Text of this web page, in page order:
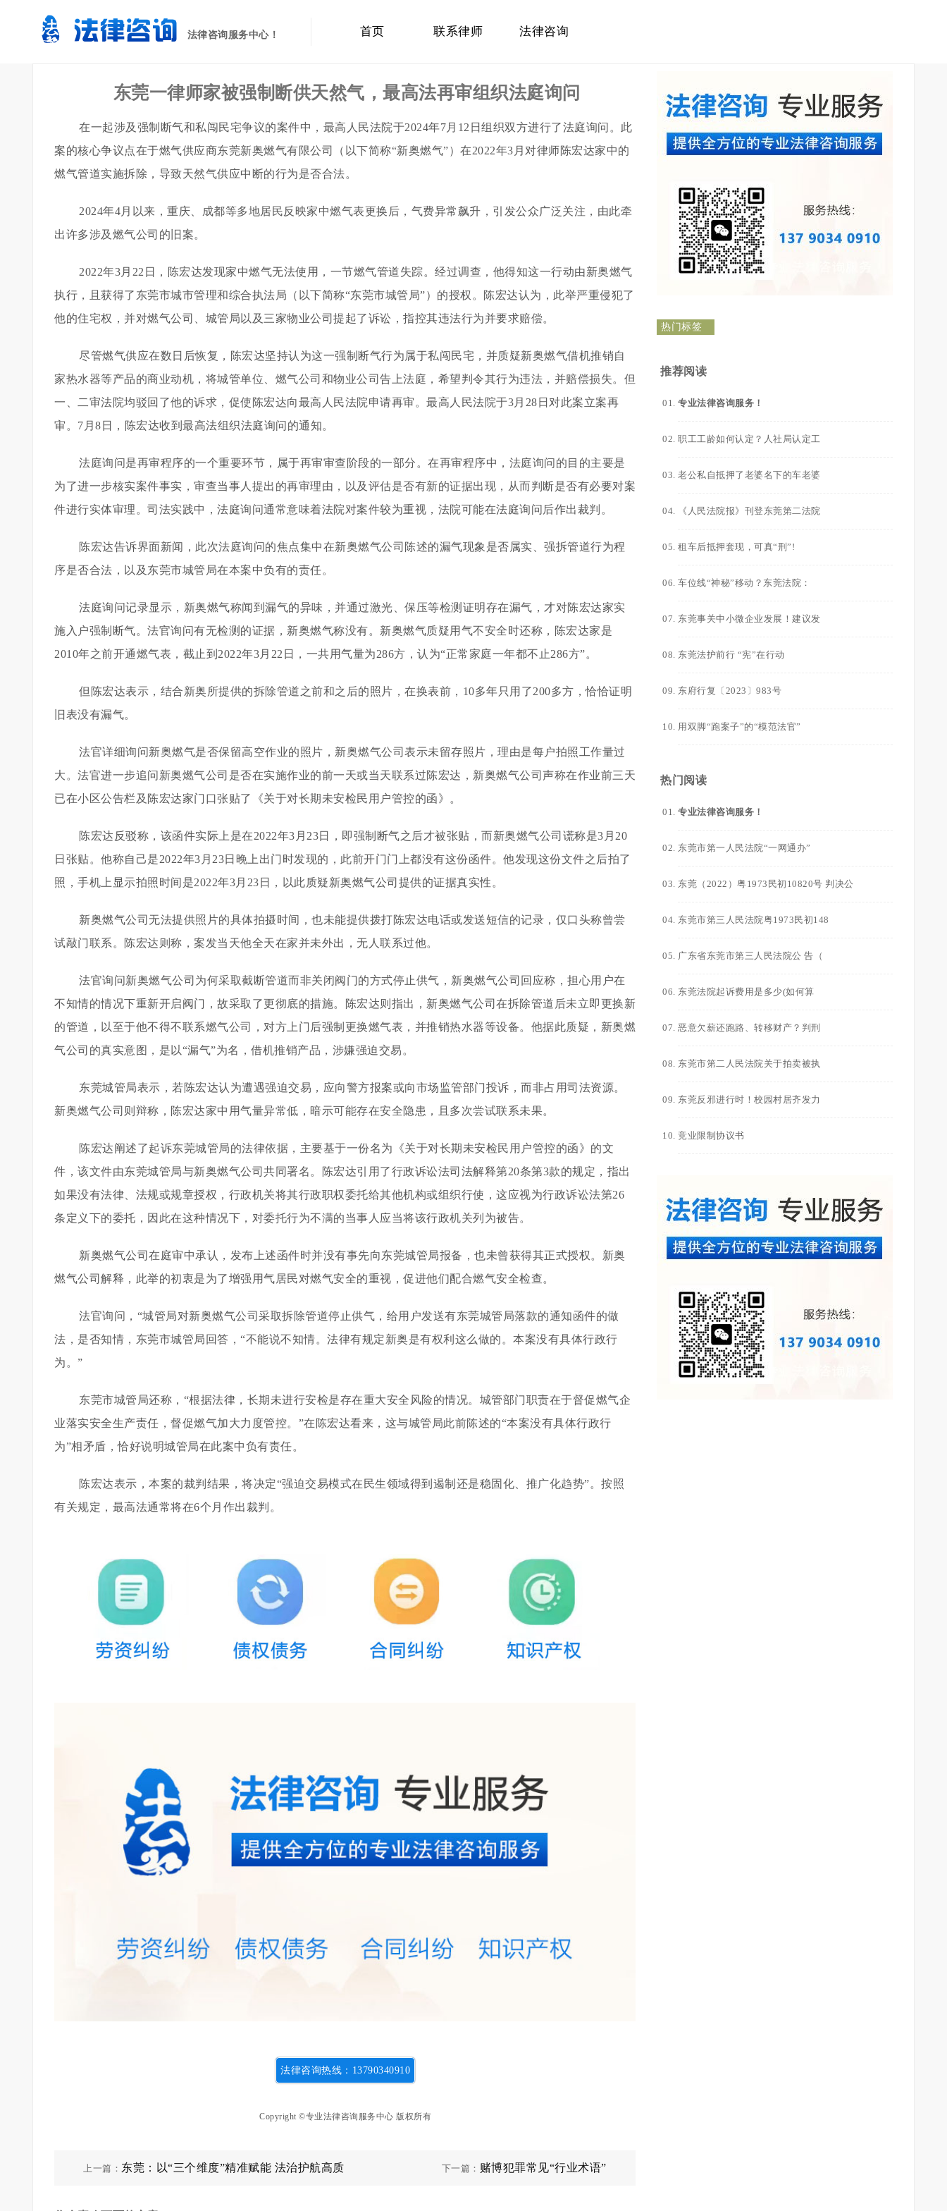
法律咨询服务中心！ 首页 联系律师 法律咨询
东莞一律师家被强制断供天然气，最高法再审组织法庭询问
在一起涉及强制断气和私闯民宅争议的案件中，最高人民法院于2024年7月12日组织双方进行了法庭询问。此
案的核心争议点在于燃气供应商东莞新奥燃气有限公司（以下简称“新奥燃气”）在2022年3月对律师陈宏达家中的
燃气管道实施拆除，导致天然气供应中断的行为是否合法。
2024年4月以来，重庆、成都等多地居民反映家中燃气表更换后，气费异常飙升，引发公众广泛关注，由此牵
出许多涉及燃气公司的旧案。
2022年3月22日，陈宏达发现家中燃气无法使用，一节燃气管道失踪。经过调查，他得知这一行动由新奥燃气
执行，且获得了东莞市城市管理和综合执法局（以下简称“东莞市城管局”）的授权。陈宏达认为，此举严重侵犯了
他的住宅权，并对燃气公司、城管局以及三家物业公司提起了诉讼，指控其违法行为并要求赔偿。
尽管燃气供应在数日后恢复，陈宏达坚持认为这一强制断气行为属于私闯民宅，并质疑新奥燃气借机推销自
家热水器等产品的商业动机，将城管单位、燃气公司和物业公司告上法庭，希望判令其行为违法，并赔偿损失。但
一、二审法院均驳回了他的诉求，促使陈宏达向最高人民法院申请再审。最高人民法院于3月28日对此案立案再
审。7月8日，陈宏达收到最高法组织法庭询问的通知。
法庭询问是再审程序的一个重要环节，属于再审审查阶段的一部分。在再审程序中，法庭询问的目的主要是
为了进一步核实案件事实，审查当事人提出的再审理由，以及评估是否有新的证据出现，从而判断是否有必要对案
件进行实体审理。司法实践中，法庭询问通常意味着法院对案件较为重视，法院可能在法庭询问后作出裁判。
陈宏达告诉界面新闻，此次法庭询问的焦点集中在新奥燃气公司陈述的漏气现象是否属实、强拆管道行为程
序是否合法，以及东莞市城管局在本案中负有的责任。
法庭询问记录显示，新奥燃气称闻到漏气的异味，并通过激光、保压等检测证明存在漏气，才对陈宏达家实
施入户强制断气。法官询问有无检测的证据，新奥燃气称没有。新奥燃气质疑用气不安全时还称，陈宏达家是
2010年之前开通燃气表，截止到2022年3月22日，一共用气量为286方，认为“正常家庭一年都不止286方”。
但陈宏达表示，结合新奥所提供的拆除管道之前和之后的照片，在换表前，10多年只用了200多方，恰恰证明
旧表没有漏气。
法官详细询问新奥燃气是否保留高空作业的照片，新奥燃气公司表示未留存照片，理由是每户拍照工作量过
大。法官进一步追问新奥燃气公司是否在实施作业的前一天或当天联系过陈宏达，新奥燃气公司声称在作业前三天
已在小区公告栏及陈宏达家门口张贴了《关于对长期未安检民用户管控的函》。
陈宏达反驳称，该函件实际上是在2022年3月23日，即强制断气之后才被张贴，而新奥燃气公司谎称是3月20
日张贴。他称自己是2022年3月23日晚上出门时发现的，此前开门门上都没有这份函件。他发现这份文件之后拍了
照，手机上显示拍照时间是2022年3月23日，以此质疑新奥燃气公司提供的证据真实性。
新奥燃气公司无法提供照片的具体拍摄时间，也未能提供拨打陈宏达电话或发送短信的记录，仅口头称曾尝
试敲门联系。陈宏达则称，案发当天他全天在家并未外出，无人联系过他。
法官询问新奥燃气公司为何采取截断管道而非关闭阀门的方式停止供气，新奥燃气公司回应称，担心用户在
不知情的情况下重新开启阀门，故采取了更彻底的措施。陈宏达则指出，新奥燃气公司在拆除管道后未立即更换新
的管道，以至于他不得不联系燃气公司，对方上门后强制更换燃气表，并推销热水器等设备。他据此质疑，新奥燃
气公司的真实意图，是以“漏气”为名，借机推销产品，涉嫌强迫交易。
东莞城管局表示，若陈宏达认为遭遇强迫交易，应向警方报案或向市场监管部门投诉，而非占用司法资源。
新奥燃气公司则辩称，陈宏达家中用气量异常低，暗示可能存在安全隐患，且多次尝试联系未果。
陈宏达阐述了起诉东莞城管局的法律依据，主要基于一份名为《关于对长期未安检民用户管控的函》的文
件，该文件由东莞城管局与新奥燃气公司共同署名。陈宏达引用了行政诉讼法司法解释第20条第3款的规定，指出
如果没有法律、法规或规章授权，行政机关将其行政职权委托给其他机构或组织行使，这应视为行政诉讼法第26
条定义下的委托，因此在这种情况下，对委托行为不满的当事人应当将该行政机关列为被告。
新奥燃气公司在庭审中承认，发布上述函件时并没有事先向东莞城管局报备，也未曾获得其正式授权。新奥
燃气公司解释，此举的初衷是为了增强用气居民对燃气安全的重视，促进他们配合燃气安全检查。
法官询问，“城管局对新奥燃气公司采取拆除管道停止供气，给用户发送有东莞城管局落款的通知函件的做
法，是否知情，东莞市城管局回答，“不能说不知情。法律有规定新奥是有权利这么做的。本案没有具体行政行
为。”
东莞市城管局还称，“根据法律，长期未进行安检是存在重大安全风险的情况。城管部门职责在于督促燃气企
业落实安全生产责任，督促燃气加大力度管控。”在陈宏达看来，这与城管局此前陈述的“本案没有具体行政行
为”相矛盾，恰好说明城管局在此案中负有责任。
陈宏达表示，本案的裁判结果，将决定“强迫交易模式在民生领域得到遏制还是稳固化、推广化趋势”。按照
有关规定，最高法通常将在6个月作出裁判。
法律咨询热线：13790340910
Copyright ©专业法律咨询服务中心 版权所有
上一篇： 东莞：以“三个维度”精准赋能 法治护航高质 下一篇： 赌博犯罪常见“行业术语”
热门标签
推荐阅读
专业法律咨询服务！
职工工龄如何认定？人社局认定工
老公私自抵押了老婆名下的车老婆
《人民法院报》刊登东莞第二法院
租车后抵押套现，可真“刑”!
车位线“神秘”移动？东莞法院：
东莞事关中小微企业发展！建议发
东莞法护前行 “宪”在行动
东府行复〔2023〕983号
用双脚“跑案子”的“模范法官”
热门阅读
专业法律咨询服务！
东莞市第一人民法院“一网通办”
东莞（2022）粤1973民初10820号 判决公
东莞市第三人民法院粤1973民初148
广东省东莞市第三人民法院公 告（
东莞法院起诉费用是多少(如何算
恶意欠薪还跑路、转移财产？判刑
东莞市第二人民法院关于拍卖被执
东莞反邪进行时！校园村居齐发力
竞业限制协议书